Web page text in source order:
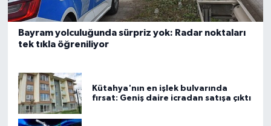
Bayram yolculuğunda sürpriz yok: Radar noktaları
tek tıkla öğreniliyor
Kütahya'nın en işlek bulvarında
fırsat: Geniş daire icradan satışa çıktı